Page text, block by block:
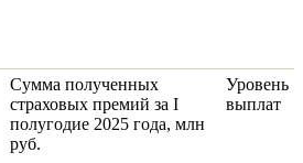
Сумма полученных
страховых премий за I
полугодие 2025 года, млн
руб.
Уровень
выплат